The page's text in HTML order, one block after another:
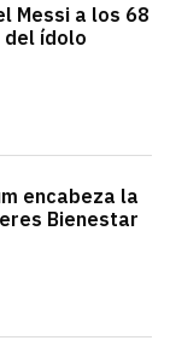
Messi a los 68
ídolo
encabeza la
Bienestar